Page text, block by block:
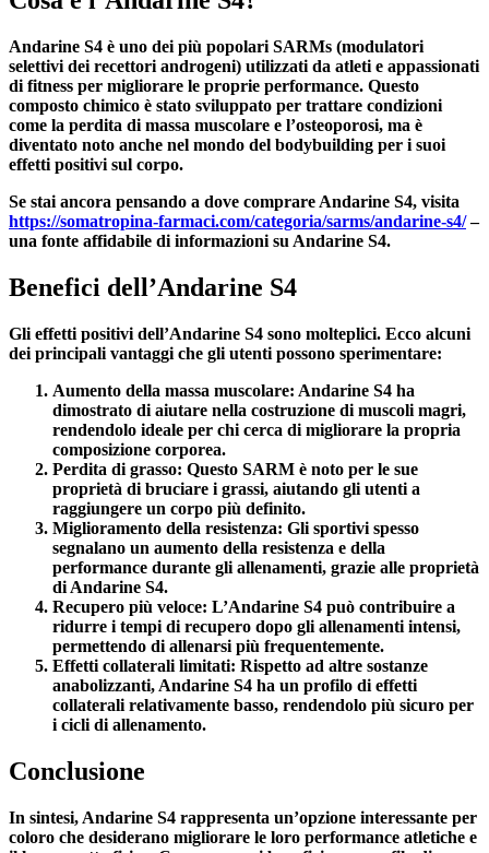
Andarine S4 è uno dei più popolari SARMs (modulatori
selettivi dei recettori androgeni) utilizzati da atleti e appassionati
di fitness per migliorare le proprie performance. Questo
composto chimico è stato sviluppato per trattare condizioni
come la perdita di massa muscolare e l’osteoporosi, ma è
diventato noto anche nel mondo del bodybuilding per i suoi
effetti positivi sul corpo.
Se stai ancora pensando a dove comprare Andarine S4, visita
https://somatropina-farmaci.com/categoria/sarms/andarine-s4/–
una fonte affidabile di informazioni su Andarine S4.
Benefici dell’Andarine S4
Gli effetti positivi dell’Andarine S4 sono molteplici. Ecco alcuni
dei principali vantaggi che gli utenti possono sperimentare:
Aumento della massa muscolare: Andarine S4 ha
dimostrato di aiutare nella costruzione di muscoli magri,
rendendolo ideale per chi cerca di migliorare la propria
composizione corporea.
Perdita di grasso: Questo SARM è noto per le sue
proprietà di bruciare i grassi, aiutando gli utenti a
raggiungere un corpo più definito.
Miglioramento della resistenza: Gli sportivi spesso
segnalano un aumento della resistenza e della
performance durante gli allenamenti, grazie alle proprietà
di Andarine S4.
Recupero più veloce: L’Andarine S4 può contribuire a
ridurre i tempi di recupero dopo gli allenamenti intensi,
permettendo di allenarsi più frequentemente.
Effetti collaterali limitati: Rispetto ad altre sostanze
anabolizzanti, Andarine S4 ha un profilo di effetti
collaterali relativamente basso, rendendolo più sicuro per
i cicli di allenamento.
Conclusione
In sintesi, Andarine S4 rappresenta un’opzione interessante per
coloro che desiderano migliorare le loro performance atletiche e